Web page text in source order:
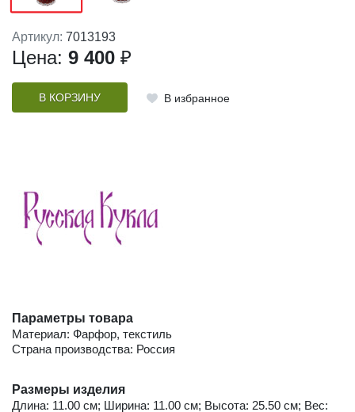
Артикул: 7013193
Цена: 9 400 ₽
В КОРЗИНУ В избранное
Параметры товара
Материал: Фарфор, текстиль
Страна производства: Россия
Размеры изделия
Длина: 11.00 см; Ширина: 11.00 см; Высота: 25.50 см; Вес: